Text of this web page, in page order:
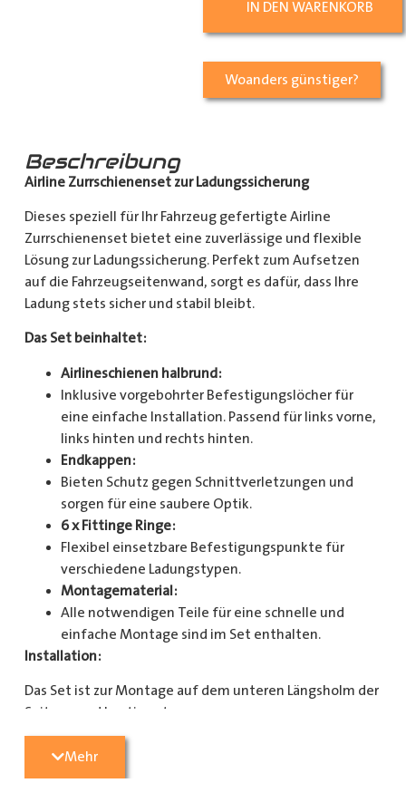
IN DEN WARENKORB
Woanders günstiger?
Beschreibung
Airline Zurrschienenset zur Ladungssicherung
Dieses speziell für Ihr Fahrzeug gefertigte Airline
Zurrschienenset bietet eine zuverlässige und flexible
Lösung zur Ladungssicherung. Perfekt zum Aufsetzen
auf die Fahrzeugseitenwand, sorgt es dafür, dass Ihre
Ladung stets sicher und stabil bleibt.
Das Set beinhaltet:
Airlineschienen halbrund:
Inklusive vorgebohrter Befestigungslöcher für
eine einfache Installation. Passend für links vorne,
links hinten und rechts hinten.
Endkappen:
Bieten Schutz gegen Schnittverletzungen und
sorgen für eine saubere Optik.
6 x Fittinge Ringe:
Flexibel einsetzbare Befestigungspunkte für
verschiedene Ladungstypen.
Montagematerial:
Alle notwendigen Teile für eine schnelle und
einfache Montage sind im Set enthalten.
Installation:
Das Set ist zur Montage auf dem unteren Längsholm der
Seitenwand bestimmt.
Mit diesem Zurrschienenset verbessern Sie die
Mehr